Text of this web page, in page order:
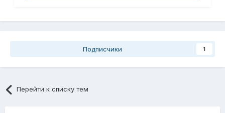
Подписчики 1
Перейти к списку тем